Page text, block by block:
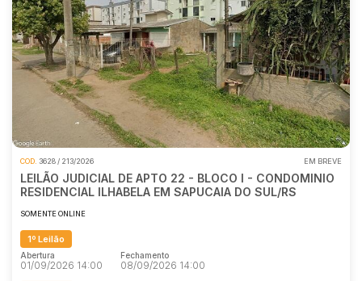
COD. 3628 / 213/2026 EM BREVE
LEILÃO JUDICIAL DE APTO 22 - BLOCO I - CONDOMINIO
RESIDENCIAL ILHABELA EM SAPUCAIA DO SUL/RS
SOMENTE ONLINE
1º Leilão
Abertura
01/09/2026 14:00
Fechamento
08/09/2026 14:00